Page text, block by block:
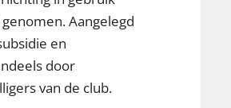
Aangelegd
en
door
van de club.